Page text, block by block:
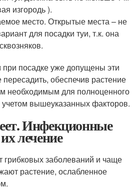
изгородь ).
место. Открытые места – не
для посадки туи, т.к. она
посадке уже допущены эти
обеспечив растение
необходимым для полноценного
учетом вышеуказанных факторов.
Инфекционные
лечение
грибковых заболеваний и чаще
растение, ослабленное